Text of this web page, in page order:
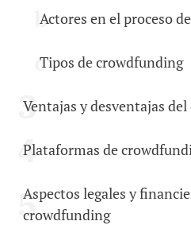
Actores en el proceso
Tipos de crowdfunding
Ventajas y desventajas
Plataformas de
Aspectos legales y
crowdfunding